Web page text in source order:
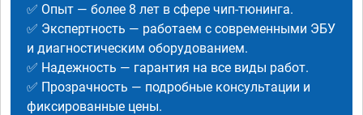
✅ Опыт — более 8 лет в сфере чип-тюнинга.
✅ Экспертность — работаем с современными ЭБУ
и диагностическим оборудованием.
✅ Надежность — гарантия на все виды работ.
✅ Прозрачность — подробные консультации и
фиксированные цены.